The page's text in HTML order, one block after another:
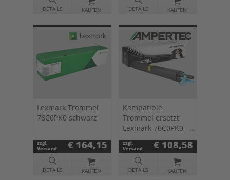
DETAILS KAUFEN DETAILS KAUFEN
Lexmark Trommel
76C0PK0 schwarz
zzgl.
Versand
€ 164,15
DETAILS KAUFEN
Kompatible
Trommel ersetzt
Lexmark 76C0PK0
schwarz
zzgl.
Versand
€ 108,58
DETAILS KAUFEN